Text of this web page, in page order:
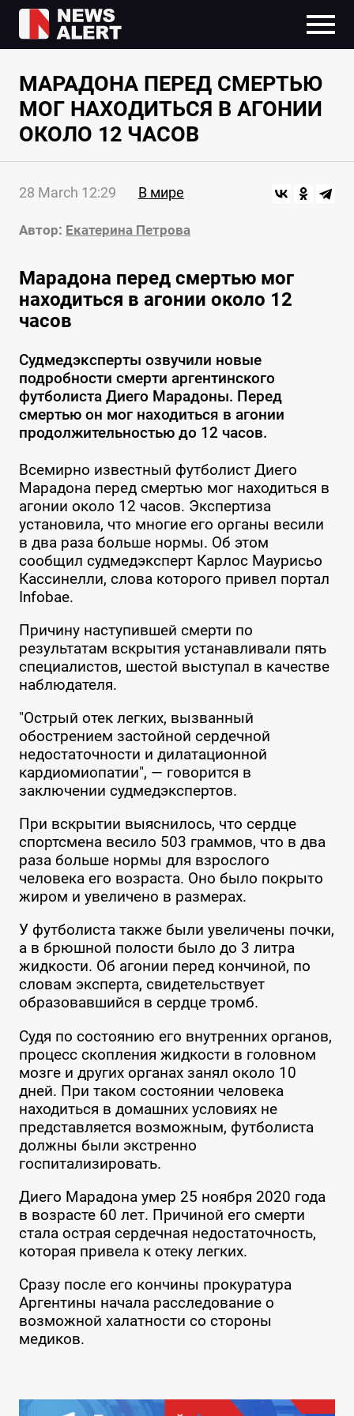
МАРАДОНА ПЕРЕД СМЕРТЬЮ
МОГ НАХОДИТЬСЯ В АГОНИИ
ОКОЛО 12 ЧАСОВ
28 March 12:29 В мире
Автор: Екатерина Петрова
Марадона перед смертью мог
находиться в агонии около 12
часов
Судмедэксперты озвучили новые
подробности смерти аргентинского
футболиста Диего Марадоны. Перед
смертью он мог находиться в агонии
продолжительностью до 12 часов.
Всемирно известный футболист Диего
Марадона перед смертью мог находиться в
агонии около 12 часов. Экспертиза
установила, что многие его органы весили
в два раза больше нормы. Об этом
сообщил судмедэксперт Карлос Маурисьо
Кассинелли, слова которого привел портал
Infobae.
Причину наступившей смерти по
результатам вскрытия устанавливали пять
специалистов, шестой выступал в качестве
наблюдателя.
"Острый отек легких, вызванный
обострением застойной сердечной
недостаточности и дилатационной
кардиомиопатии", — говорится в
заключении судмедэкспертов.
При вскрытии выяснилось, что сердце
спортсмена весило 503 граммов, что в два
раза больше нормы для взрослого
человека его возраста. Оно было покрыто
жиром и увеличено в размерах.
У футболиста также были увеличены почки,
а в брюшной полости было до 3 литра
жидкости. Об агонии перед кончиной, по
словам эксперта, свидетельствует
образовавшийся в сердце тромб.
Судя по состоянию его внутренних органов,
процесс скопления жидкости в головном
мозге и других органах занял около 10
дней. При таком состоянии человека
находиться в домашних условиях не
представляется возможным, футболиста
должны были экстренно
госпитализировать.
Диего Марадона умер 25 ноября 2020 года
в возрасте 60 лет. Причиной его смерти
стала острая сердечная недостаточность,
которая привела к отеку легких.
Сразу после его кончины прокуратура
Аргентины начала расследование о
возможной халатности со стороны
медиков.